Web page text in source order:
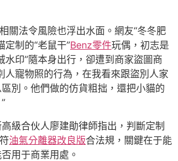
關法令風險也浮出水面。網友“冬冬肥
定制的“老鼠干”Benz零件玩偶，初志是
水印”隨本身出行，卻遭到商家盜圖商
人寵物照的行為，在我看來跟盜別人家
別。他們做的仿貨粗拙，還把小貓的
級合伙人廖建勛律師指出，判斷定制
油氣分離器改良版合法規，關鍵在于能
用于商業用處。